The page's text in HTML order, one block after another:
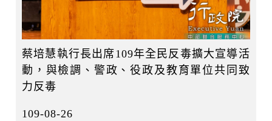
蔡培慧執行長出席109年全民反毒擴大宣導活
動，與檢調、警政、役政及教育單位共同致
力反毒
109-08-26